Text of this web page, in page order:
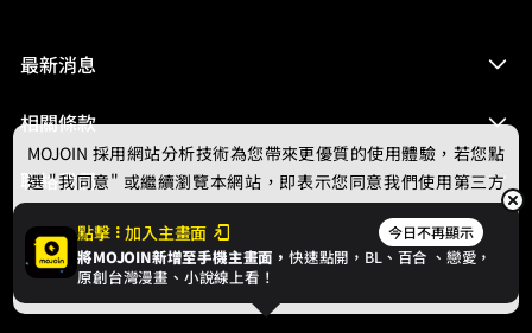
最新消息
相關條款
聯絡我們
© 2024 gamania Digital Entertainment Co., Ltd.
點擊 加入主畫面 今日不再顯示
將MOJOIN新增至手機主畫面，快速點開，BL、 百合 、戀愛，
原創台灣漫畫、小說線上看！
MOJOIN 採用網站分析技術為您帶來更優質的使用體驗，若您點
選 "我同意" 或繼續瀏覽本網站，即表示您同意我們使用第三方
Cookie，欲瞭解更多資訊請見隱私權政策。
我同意